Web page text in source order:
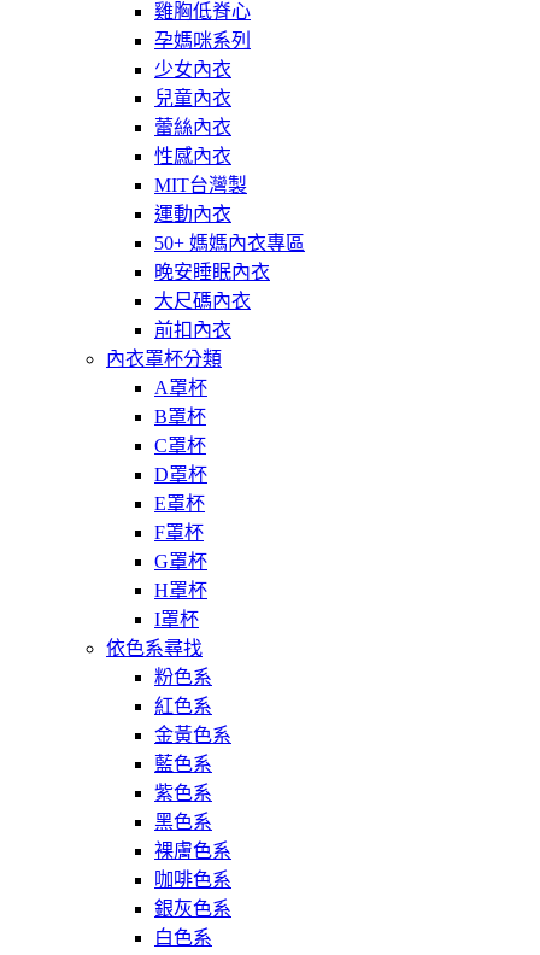
雞胸低脊心
孕媽咪系列
少女內衣
兒童內衣
蕾絲內衣
性感內衣
MIT台灣製
運動內衣
50+ 媽媽內衣專區
晚安睡眠內衣
大尺碼內衣
前扣內衣
內衣罩杯分類
A罩杯
B罩杯
C罩杯
D罩杯
E罩杯
F罩杯
G罩杯
H罩杯
I罩杯
依色系尋找
粉色系
紅色系
金黃色系
藍色系
紫色系
黑色系
裸膚色系
咖啡色系
銀灰色系
白色系